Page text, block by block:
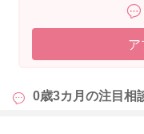
質問はひとつ」でお願
ご利用いただく際に2つ
ても、お手数をおかけ
けますでしょうか。
ア
0歳3カ月の注目相